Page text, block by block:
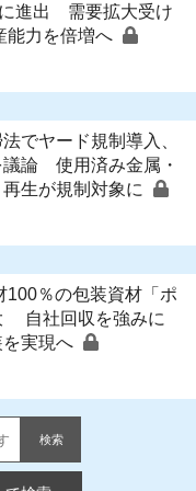
進出 需要拡大受け
能力を倍増へ
でヤード規制導入、
論 使用済み金属・
生が規制対象に
％の包装資材「ポ
自社回収を強みに
実現へ
検索